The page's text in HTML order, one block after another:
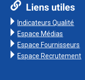
Liens utiles
Indicateurs Qualité
Espace Médias
Espace Fournisseurs
Espace Recrutement